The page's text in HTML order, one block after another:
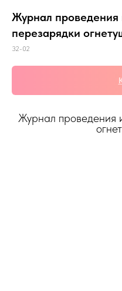
Журнал проведения
перезарядки
32-02
Журнал проведения